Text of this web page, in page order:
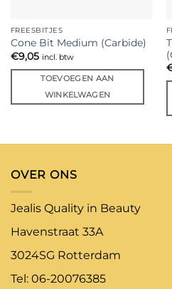
FREESBITJES
Cone Bit Medium (Carbide)
€9,05 incl. btw
TOEVOEGEN AAN
WINKELWAGEN
OVER ONS
Jealis Quality in Beauty
Havenstraat 33A
3024SG Rotterdam
Tel: 06-20076385